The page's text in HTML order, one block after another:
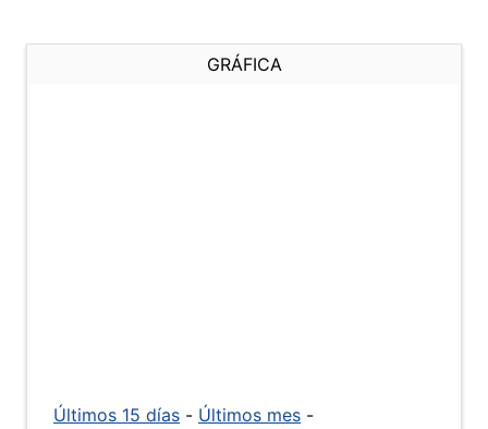
GRÁFICA
Últimos 15 días - Últimos mes -